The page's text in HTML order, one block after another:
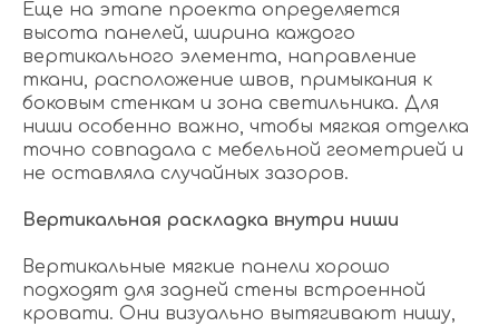
Еще на этапе проекта определяется
высота панелей, ширина каждого
вертикального элемента, направление
ткани, расположение швов, примыкания к
боковым стенкам и зона светильника. Для
ниши особенно важно, чтобы мягкая отделка
точно совпадала с мебельной геометрией и
не оставляла случайных зазоров.
Вертикальная раскладка внутри ниши
Вертикальные мягкие панели хорошо
подходят для задней стены встроенной
кровати. Они визуально вытягивают нишу,